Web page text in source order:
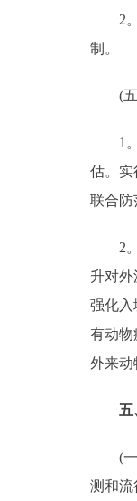
2。
制。
(五)
1。
估。实
联合防
2。
升对
强化入
有动物
外来动
五
(一)
测和流